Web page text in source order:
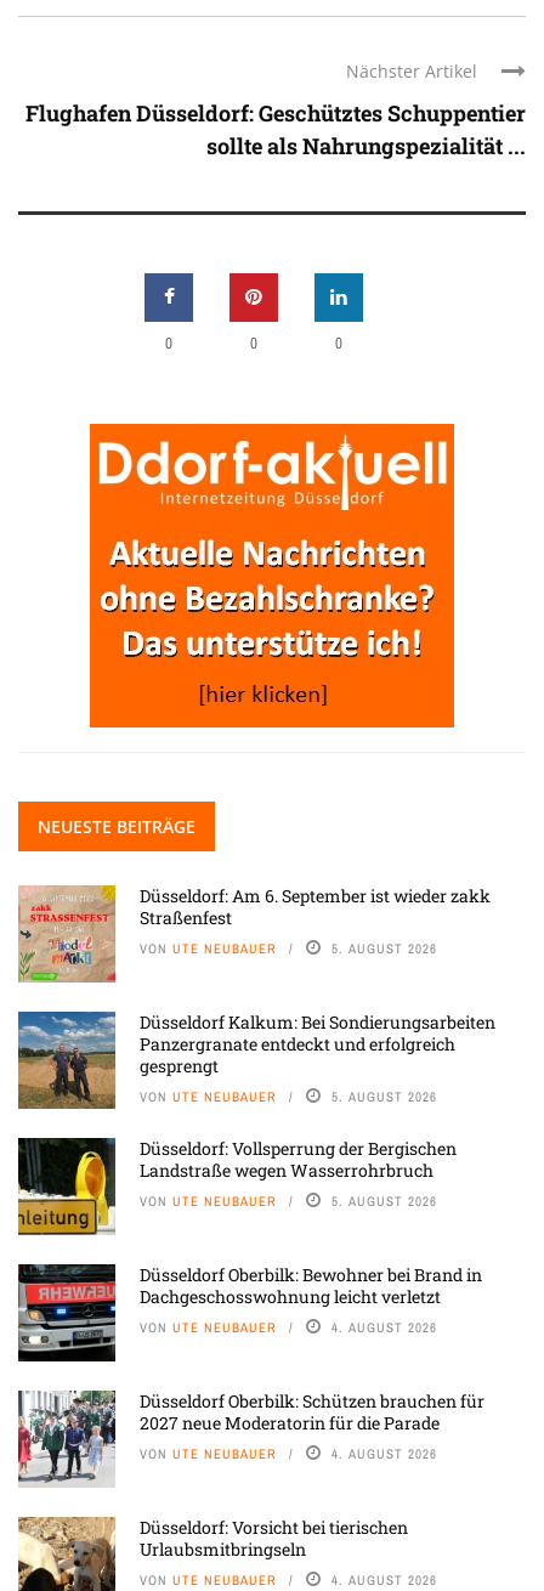
Nächster Artikel
Flughafen Düsseldorf: Geschütztes Schuppentier
sollte als Nahrungspezialität ...
0 0 0
NEUESTE BEITRÄGE
Düsseldorf: Am 6. September ist wieder zakk
Straßenfest
VON UTE NEUBAUER 5. AUGUST 2026
Düsseldorf Kalkum: Bei Sondierungsarbeiten
Panzergranate entdeckt und erfolgreich
gesprengt
VON UTE NEUBAUER 5. AUGUST 2026
Düsseldorf: Vollsperrung der Bergischen
Landstraße wegen Wasserrohrbruch
VON UTE NEUBAUER 5. AUGUST 2026
Düsseldorf Oberbilk: Bewohner bei Brand in
Dachgeschosswohnung leicht verletzt
VON UTE NEUBAUER 4. AUGUST 2026
Düsseldorf Oberbilk: Schützen brauchen für
2027 neue Moderatorin für die Parade
VON UTE NEUBAUER 4. AUGUST 2026
Düsseldorf: Vorsicht bei tierischen
Urlaubsmitbringseln
VON UTE NEUBAUER 4. AUGUST 2026